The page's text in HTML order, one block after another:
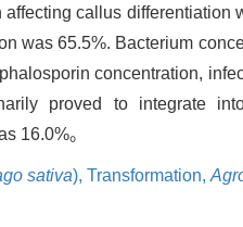
callus differentiation
was 65.5%. Bacterium
concentration,
proved to integrate
16.0%。
sativa), Transformation,